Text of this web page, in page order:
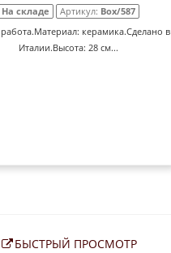
На складе Артикул: Box/587
керамика.Сделано в
Италии.Высота: 28 см...
БЫСТРЫЙ ПРОСМОТР